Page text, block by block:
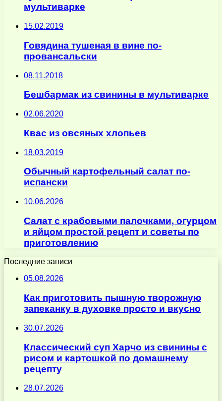
мультиварке
15.02.2019
Говядина тушеная в вине по-
провансальски
08.11.2018
Бешбармак из свинины в мультиварке
02.06.2020
Квас из овсяных хлопьев
18.03.2019
Обычный картофельный салат по-
испански
10.06.2026
Салат с крабовыми палочками, огурцом
и яйцом простой рецепт и советы по
приготовлению
Последние записи
05.08.2026
Как приготовить пышную творожную
запеканку в духовке просто и вкусно
30.07.2026
Классический суп Харчо из свинины с
рисом и картошкой по домашнему
рецепту
28.07.2026